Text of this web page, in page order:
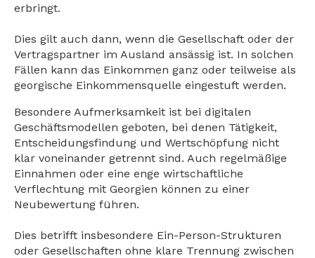
erbringt.
Dies gilt auch dann, wenn die Gesellschaft oder der
Vertragspartner im Ausland ansässig ist. In solchen
Fällen kann das Einkommen ganz oder teilweise als
georgische Einkommensquelle eingestuft werden.
Besondere Aufmerksamkeit ist bei digitalen
Geschäftsmodellen geboten, bei denen Tätigkeit,
Entscheidungsfindung und Wertschöpfung nicht
klar voneinander getrennt sind. Auch regelmäßige
Einnahmen oder eine enge wirtschaftliche
Verflechtung mit Georgien können zu einer
Neubewertung führen.
Dies betrifft insbesondere Ein-Person-Strukturen
oder Gesellschaften ohne klare Trennung zwischen